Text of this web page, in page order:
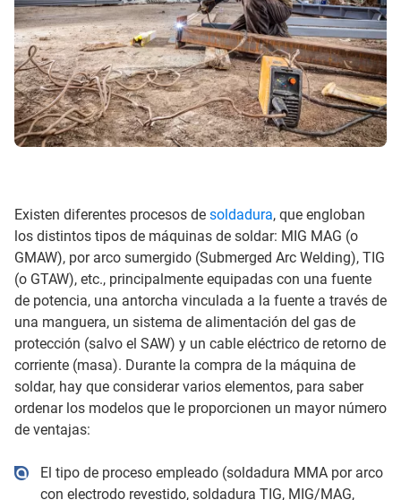
Existen diferentes procesos de soldadura, que engloban
los distintos tipos de máquinas de soldar: MIG MAG (o
GMAW), por arco sumergido (Submerged Arc Welding), TIG
(o GTAW), etc., principalmente equipadas con una fuente
de potencia, una antorcha vinculada a la fuente a través de
una manguera, un sistema de alimentación del gas de
protección (salvo el SAW) y un cable eléctrico de retorno de
corriente (masa). Durante la compra de la máquina de
soldar, hay que considerar varios elementos, para saber
ordenar los modelos que le proporcionen un mayor número
de ventajas:
El tipo de proceso empleado (soldadura MMA por arco
con electrodo revestido, soldadura TIG, MIG/MAG,